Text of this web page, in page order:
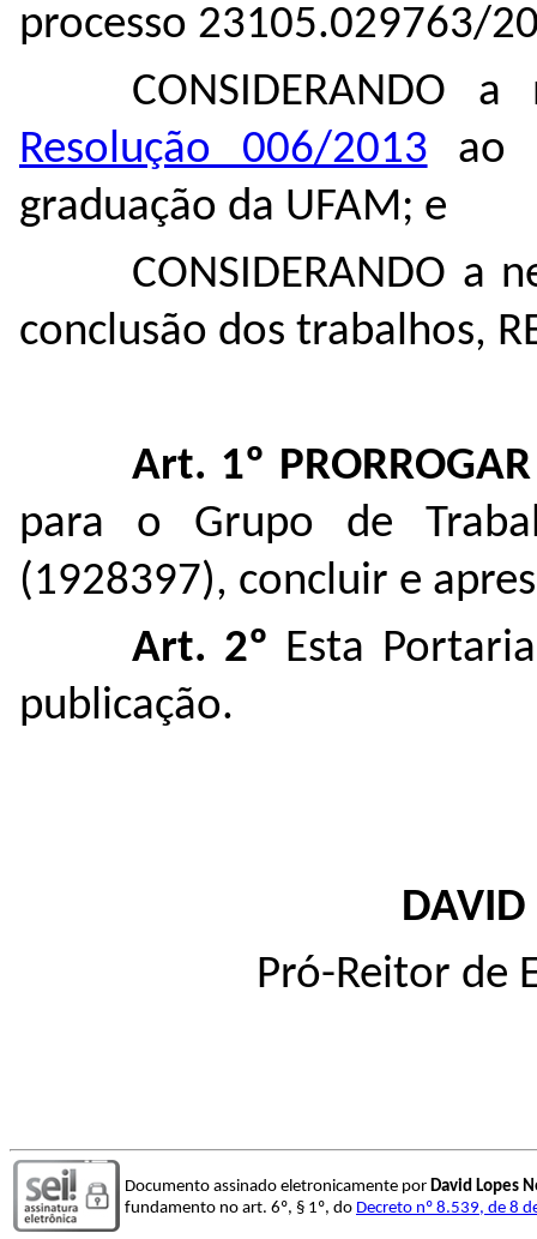
processo 23105.029763/
CONSIDERANDO
Resolução 006/2013 ao
graduação da UFAM; e
CONSIDERANDO a
conclusão dos trabalhos,
Art. 1º
para o Grupo de
(1928397), concluir e
Art. 2º Esta
publicação.
DAVID
Pró-Reitor de
Documento assinado eletronicamente por David Lopes
fundamento no art. 6º, § 1º, do Decreto nº 8.539, de 8